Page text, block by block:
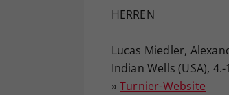
HERREN
Lucas Miedler,
Indian Wells (USA),
» Turnier-Website